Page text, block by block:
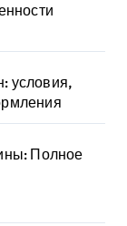
условия,
Полное